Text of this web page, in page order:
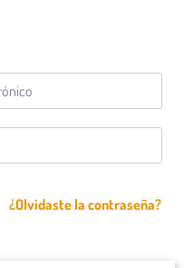
¿Olvidaste la contraseña?